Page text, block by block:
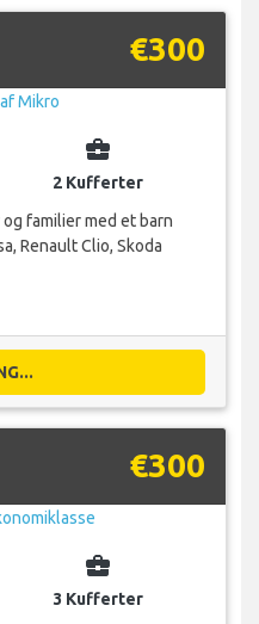
€300
business_center
2 Kufferter
familier med et barn
Renault Clio, Skoda
€300
business_center
3 Kufferter